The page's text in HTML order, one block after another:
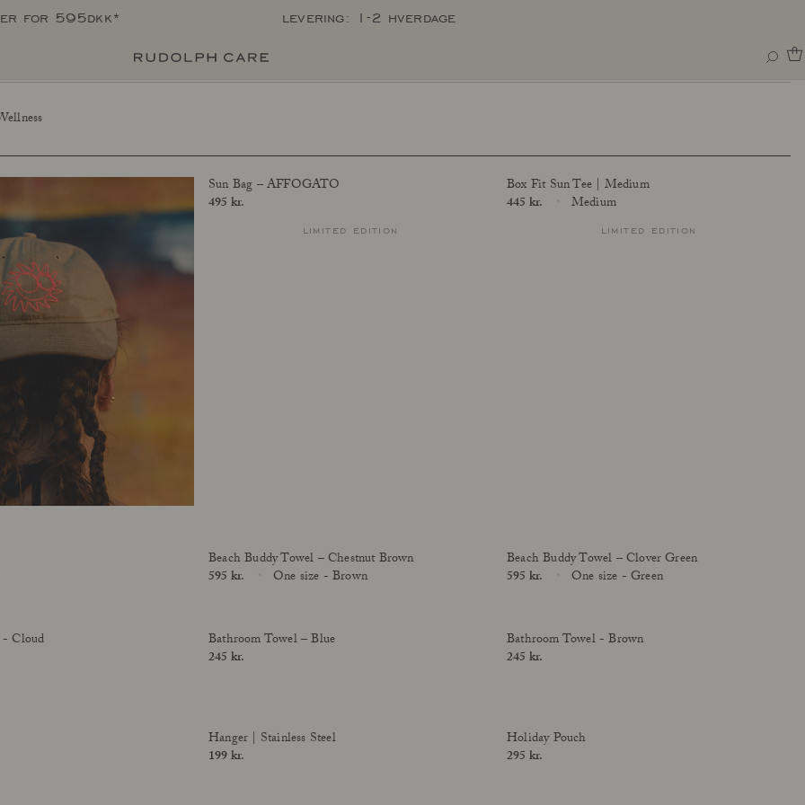
for 595dkk* levering: 1-2 hverdage
limited edition
Sun Bag – AFFOGATO
Price
495 kr.
limited edition
Box Fit Sun Tee | Medium
Price
445 kr.
Medium
Beach Buddy Towel – Chestnut Brown
Price
595 kr.
One size - Brown
Beach Buddy Towel – Clover Green
Price
595 kr.
One size - Green
Cloud
Bathroom Towel – Blue
Price
245 kr.
Bathroom Towel - Brown
Price
245 kr.
Hanger | Stainless Steel
Price
199 kr.
Holiday Pouch
Price
295 kr.